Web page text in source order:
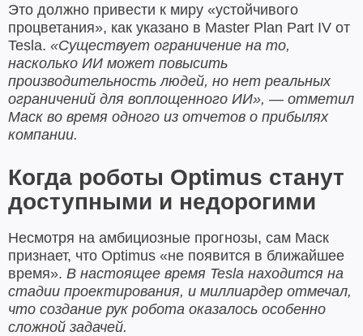
Это должно привести к миру «устойчивого
процветания», как указано в Master Plan Part IV от
Tesla. «Существует ограничение на то,
насколько ИИ может повысить
производительность людей, но нет реальных
ограничений для воплощенного ИИ», — отметил
Маск во время одного из отчетов о прибылях
компании.
Когда роботы Optimus станут
доступными и недорогими
Несмотря на амбициозные прогнозы, сам Маск
признает, что Optimus «не появится в ближайшее
время». В настоящее время Tesla находится на
стадии проектирования, и миллиардер отмечал,
что создание рук робота оказалось особенно
сложной задачей.